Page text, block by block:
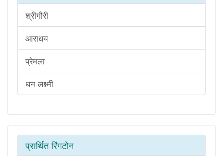
श्रीगौरी
आराधय
प्रेमला
धन लक्ष्मी
प्रार्थित रिंगटोन